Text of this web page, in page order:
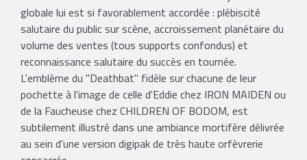
globale lui est si favorablement accordée : plébiscité
salutaire du public sur scène, accroissement planétaire du
volume des ventes (tous supports confondus) et
reconnaissance salutaire du succès en tournée.
L'emblème du "Deathbat" fidèle sur chacune de leur
pochette à l'image de celle d'Eddie chez IRON MAIDEN ou
de la Faucheuse chez CHILDREN OF BODOM, est
subtilement illustré dans une ambiance mortifère délivrée
au sein d'une version digipak de très haute orfèvrerie